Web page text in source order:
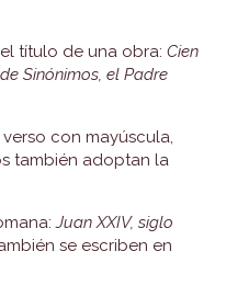
título de una obra: Cien
Sinónimos, el Padre
con mayúscula,
también adoptan la
Juan XXIV, siglo
se escriben en